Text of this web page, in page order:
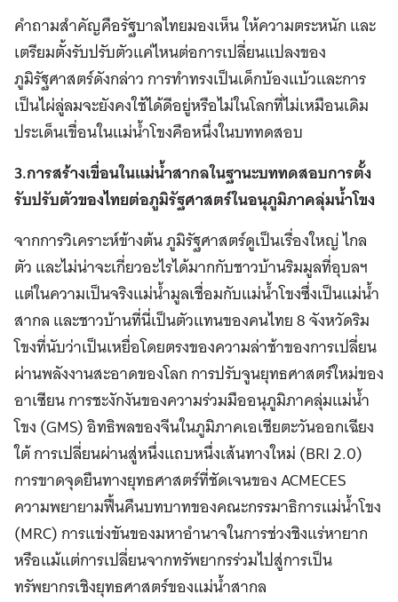
คำถามสำคัญคือรัฐบาลไทยมองเห็น ให้ความตระหนัก และ
เตรียมตั้งรับปรับตัวแค่ไหนต่อการเปลี่ยนแปลงของ
ภูมิรัฐศาสตร์ดังกล่าว การทำทรงเป็นเด็กบ้องแบ้วและการ
เป็นไผ่ลู่ลมจะยังคงใช้ได้ดีอยู่หรือไม่ในโลกที่ไม่เหมือนเดิม
ประเด็นเขื่อนในแม่น้ำโขงคือหนึ่งในบททดสอบ
3.การสร้างเขื่อนในแม่น้ำสากลในฐานะบททดสอบการตั้ง
รับปรับตัวของไทยต่อภูมิรัฐศาสตร์ในอนุภูมิภาคลุ่มน้ำโขง
จากการวิเคราะห์ข้างต้น ภูมิรัฐศาสตร์ดูเป็นเรื่องใหญ่ ไกล
ตัว และไม่น่าจะเกี่ยวอะไรได้มากกับชาวบ้านริมมูลที่อุบลฯ
แต่ในความเป็นจริงแม่น้ำมูลเชื่อมกับแม่น้ำโขงซึ่งเป็นแม่น้ำ
สากล และชาวบ้านที่นี่เป็นตัวแทนของคนไทย 8 จังหวัดริม
โขงที่นับว่าเป็นเหยื่อโดยตรงของความล่าช้าของการเปลี่ยน
ผ่านพลังงานสะอาดของโลก การปรับจูนยุทธศาสตร์ใหม่ของ
อาเซียน การชะงักงันของความร่วมมืออนุภูมิภาคลุ่มแม่น้ำ
โขง (GMS) อิทธิพลของจีนในภูมิภาคเอเชียตะวันออกเฉียง
ใต้ การเปลี่ยนผ่านสู่หนึ่งแถบหนึ่งเส้นทางใหม่ (BRI 2.0)
การขาดจุดยืนทางยุทธศาสตร์ที่ชัดเจนของ ACMECES
ความพยายามฟื้นคืนบทบาทของคณะกรรมาธิการแม่น้ำโขง
(MRC) การแข่งขันของมหาอำนาจในการช่วงชิงแร่หายาก
หรือแม้แต่การเปลี่ยนจากทรัพยากรร่วมไปสู่การเป็น
ทรัพยากรเชิงยุทธศาสตร์ของแม่น้ำสากล